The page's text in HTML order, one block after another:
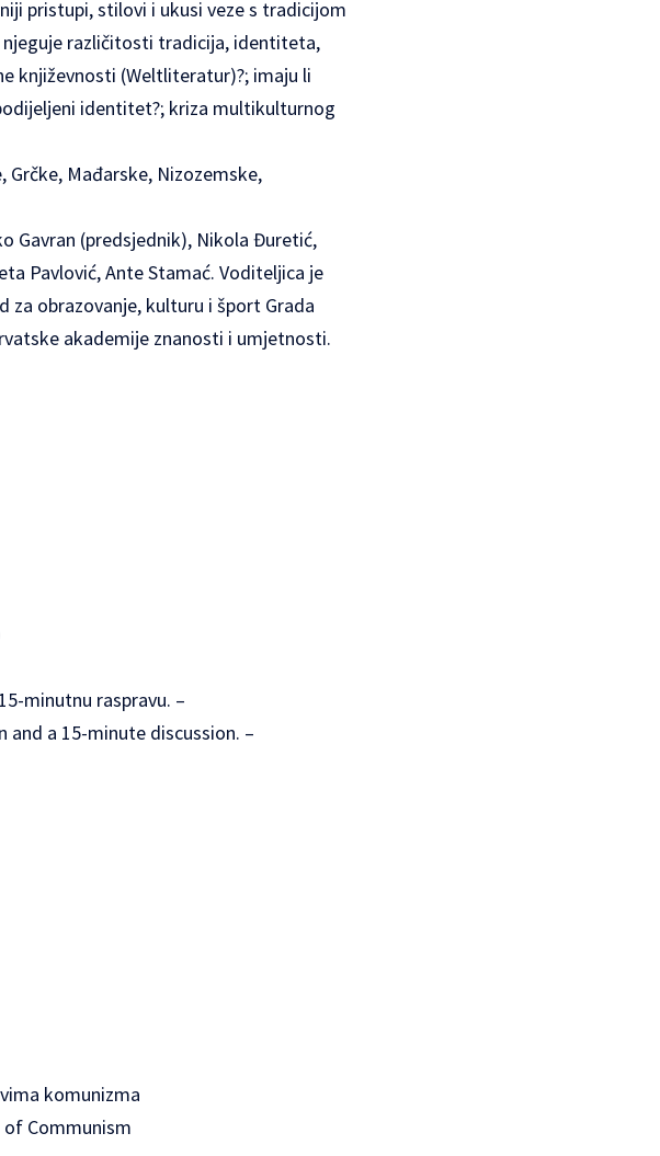
pristupi, stilovi i ukusi veze s tradicijom
različitosti tradicija, identiteta,
književnosti (Weltliteratur)?; imaju li
identitet?; kriza multikulturnog
Mađarske, Nizozemske,
Gavran (predsjednik), Nikola Đuretić,
Pavlović, Ante Stamać. Voditeljica je
za obrazovanje, kulturu i šport Grada
akademije znanosti i umjetnosti.
minutnu raspravu. –
a 15-minute discussion. –
komunizma
Communism